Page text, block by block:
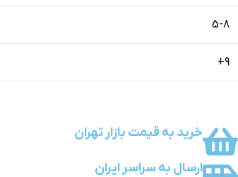
5-8
9+
خرید به قیمت بازار تهران
ارسال به سراسر ایران